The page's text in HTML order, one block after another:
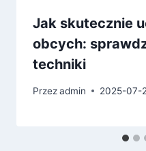
Jak skutecznie
obcych:
techniki
Przezadmin 2025-07-